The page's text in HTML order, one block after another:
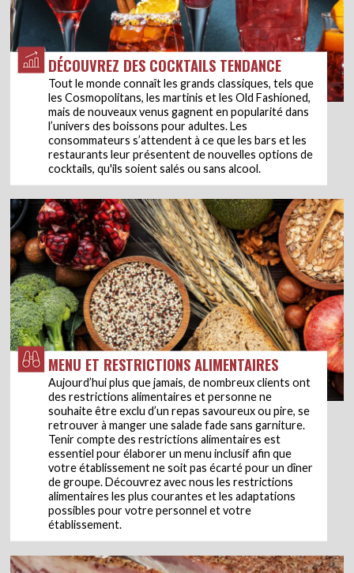
DÉCOUVREZ DES COCKTAILS TENDANCE
Tout le monde connaît les grands classiques, tels que
les Cosmopolitans, les martinis et les Old Fashioned,
mais de nouveaux venus gagnent en popularité dans
l’univers des boissons pour adultes. Les
consommateurs s’attendent à ce que les bars et les
restaurants leur présentent de nouvelles options de
cocktails, qu'ils soient salés ou sans alcool.
MENU ET RESTRICTIONS ALIMENTAIRES
Aujourd’hui plus que jamais, de nombreux clients ont
des restrictions alimentaires et personne ne
souhaite être exclu d’un repas savoureux ou pire, se
retrouver à manger une salade fade sans garniture.
Tenir compte des restrictions alimentaires est
essentiel pour élaborer un menu inclusif afin que
votre établissement ne soit pas écarté pour un dîner
de groupe. Découvrez avec nous les restrictions
alimentaires les plus courantes et les adaptations
possibles pour votre personnel et votre
établissement.